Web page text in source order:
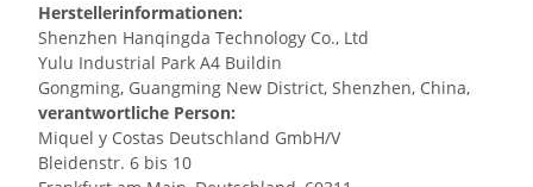
Herstellerinformationen:
Shenzhen Hanqingda Technology Co., Ltd
Yulu Industrial Park A4 Buildin
Gongming, Guangming New District, Shenzhen, China,
verantwortliche Person:
Miquel y Costas Deutschland GmbH/V
Bleidenstr. 6 bis 10